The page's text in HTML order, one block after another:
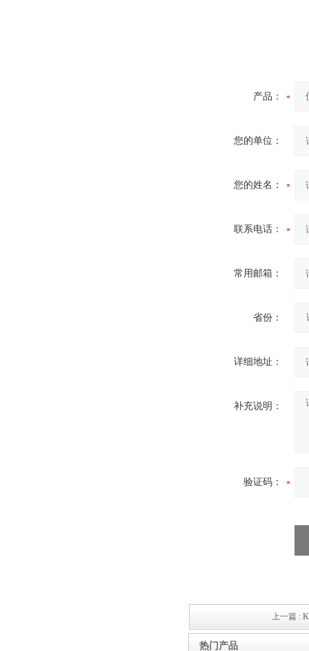
产品：
您的单位：
您的姓名：
联系电话：
常用邮箱：
省份：
详细地址：
补充说明：
验证码：
上一篇 :
热门产品